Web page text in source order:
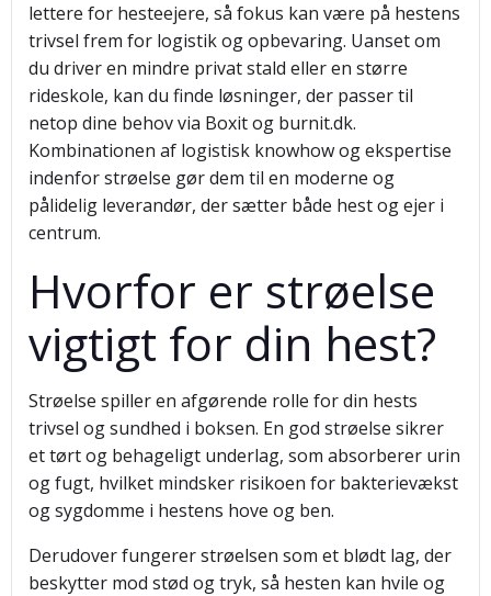
lettere for hesteejere, så fokus kan være på hestens
trivsel frem for logistik og opbevaring. Uanset om
du driver en mindre privat stald eller en større
rideskole, kan du finde løsninger, der passer til
netop dine behov via Boxit og burnit.dk.
Kombinationen af logistisk knowhow og ekspertise
indenfor strøelse gør dem til en moderne og
pålidelig leverandør, der sætter både hest og ejer i
centrum.
Hvorfor er strøelse
vigtigt for din hest?
Strøelse spiller en afgørende rolle for din hests
trivsel og sundhed i boksen. En god strøelse sikrer
et tørt og behageligt underlag, som absorberer urin
og fugt, hvilket mindsker risikoen for bakterievækst
og sygdomme i hestens hove og ben.
Derudover fungerer strøelsen som et blødt lag, der
beskytter mod stød og tryk, så hesten kan hvile og